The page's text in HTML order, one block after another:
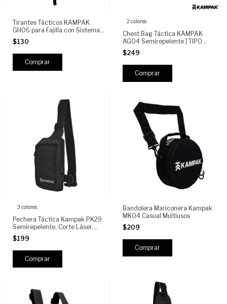
Tirantes Tácticos KAMPAK
GH06 para Fajilla con Sistema
MOLLE, Ajustables y
Reforzados
$130
2 colores
Chest Bag Táctica KAMPAK
AG04 Semirepelente | TIPO
CHALECO Militar, Corte Láser,
Reflejante, multiples
compartimentos
$249
Comprar
3 colores
Pechera Táctica Kampak PK29
Semirepelente, Corte Láser,
Compartimentos Multipropósito
y Bandola Ajustable
$199
Comprar
Bandolera Mariconera Kampak
MK04 Casual Multiusos
$209